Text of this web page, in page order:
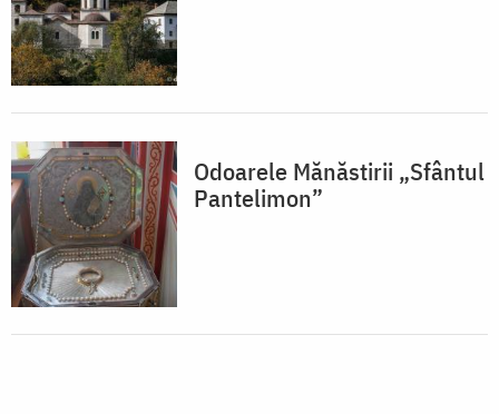
Odoarele Mănăstirii „Sfântul
Pantelimon”